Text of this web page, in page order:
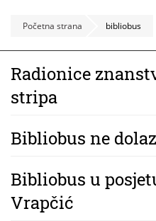
Početna strana bibliobus
Radionice
stripa
Bibliobus ne
Bibliobus u
Vrapčić